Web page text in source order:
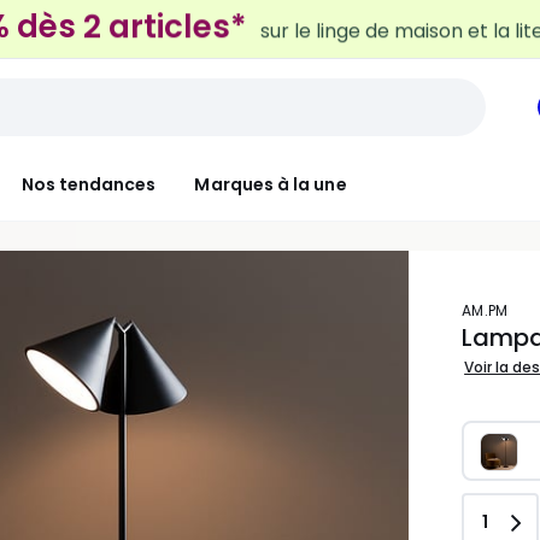
dès 2 articles* sur le linge de maison et la
Nos tendances Marques à la une
AM.PM
Voir la
1